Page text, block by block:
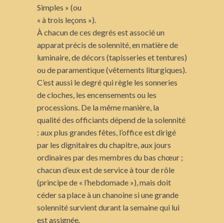
Simples » (ou
« à trois leçons »).
À chacun de ces degrés est associé un
apparat précis de solennité, en matière de
luminaire, de décors (tapisseries et tentures)
ou de paramentique (vêtements liturgiques).
C’est aussi le degré qui règle les sonneries
de cloches, les encensements ou les
processions. De la même manière, la
qualité des officiants dépend de la solennité
: aux plus grandes fêtes, l’office est dirigé
par les dignitaires du chapitre, aux jours
ordinaires par des membres du bas chœur ;
chacun d’eux est de service à tour de rôle
(principe de « l’hebdomade »), mais doit
céder sa place à un chanoine si une grande
solennité survient durant la semaine qui lui
est assignée.